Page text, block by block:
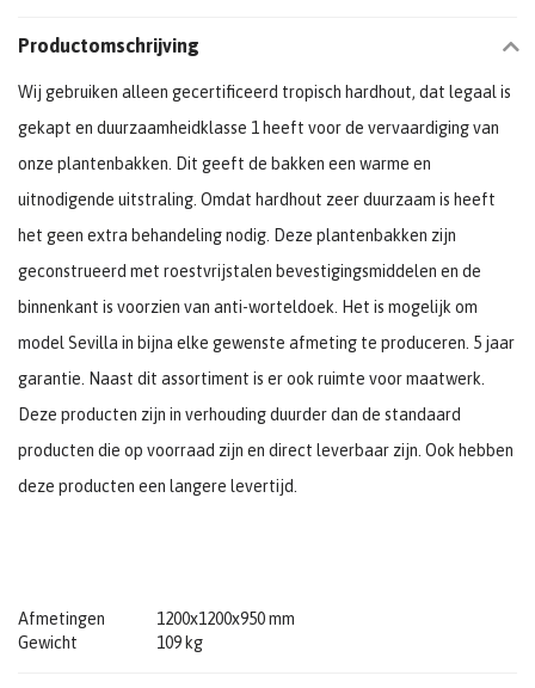
Productomschrijving
Wij gebruiken alleen gecertificeerd tropisch hardhout, dat legaal is
gekapt en duurzaamheidklasse 1 heeft voor de vervaardiging van
onze plantenbakken. Dit geeft de bakken een warme en
uitnodigende uitstraling. Omdat hardhout zeer duurzaam is heeft
het geen extra behandeling nodig. Deze plantenbakken zijn
geconstrueerd met roestvrijstalen bevestigingsmiddelen en de
binnenkant is voorzien van anti-worteldoek. Het is mogelijk om
model Sevilla in bijna elke gewenste afmeting te produceren. 5 jaar
garantie. Naast dit assortiment is er ook ruimte voor maatwerk.
Deze producten zijn in verhouding duurder dan de standaard
producten die op voorraad zijn en direct leverbaar zijn. Ook hebben
deze producten een langere levertijd.
Afmetingen
1200x1200x950 mm
Gewicht
109 kg